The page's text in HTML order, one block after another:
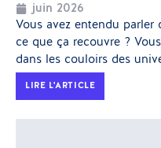
juin 2026
Vous avez entendu parler
ce que ça recouvre ?
dans les couloirs des
LIRE L'ARTICLE